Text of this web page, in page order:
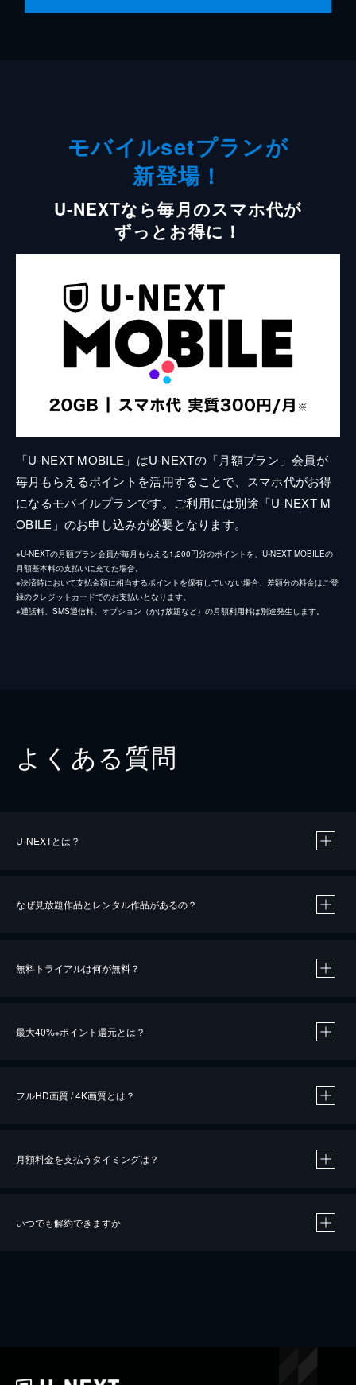
モバイルsetプランが
新登場！
U-NEXTなら毎月のスマホ代が
ずっとお得に！
「U-NEXT MOBILE」はU-NEXTの「月額プラン」会員が
毎月もらえるポイントを活用することで、スマホ代がお得
になるモバイルプランです。ご利用には別途「U-NEXT M
OBILE」のお申し込みが必要となります。
※U-NEXTの月額プラン会員が毎月もらえる1,200円分のポイントを、U-NEXT MOBILEの
月額基本料の支払いに充てた場合。
※決済時において支払金額に相当するポイントを保有していない場合、差額分の料金はご登
録のクレジットカードでのお支払いとなります。
※通話料、SMS通信料、オプション（かけ放題など）の月額利用料は別途発生します。
よくある質問
U-NEXTとは？
なぜ見放題作品とレンタル作品があるの？
無料トライアルは何が無料？
最大40%※ポイント還元とは？
※40％ポイント還元の対象は、クレジットカード決済による作品の購入 / レンタルです。
iOSアプリのUコイン決済による作品の購入 / レンタルは、20％のポイント還元です。
フルHD画質 / 4K画質とは？
月額料金を支払うタイミングは？
いつでも解約できますか